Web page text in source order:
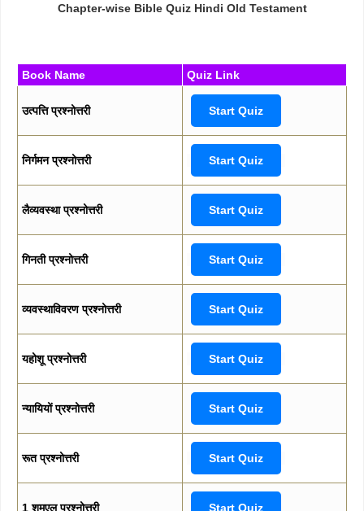
Chapter-wise Bible Quiz Hindi Old Testament
Book Name Quiz Link
उत्पत्ति प्रश्नोत्तरी Start Quiz
निर्गमन प्रश्नोत्तरी Start Quiz
लैव्यवस्था प्रश्नोत्तरी Start Quiz
गिनती प्रश्नोत्तरी Start Quiz
व्यवस्थाविवरण प्रश्नोत्तरी Start Quiz
यहोशू प्रश्नोत्तरी Start Quiz
न्यायियों प्रश्नोत्तरी Start Quiz
रूत प्रश्नोत्तरी Start Quiz
1 शमूएल प्रश्नोत्तरी Start Quiz